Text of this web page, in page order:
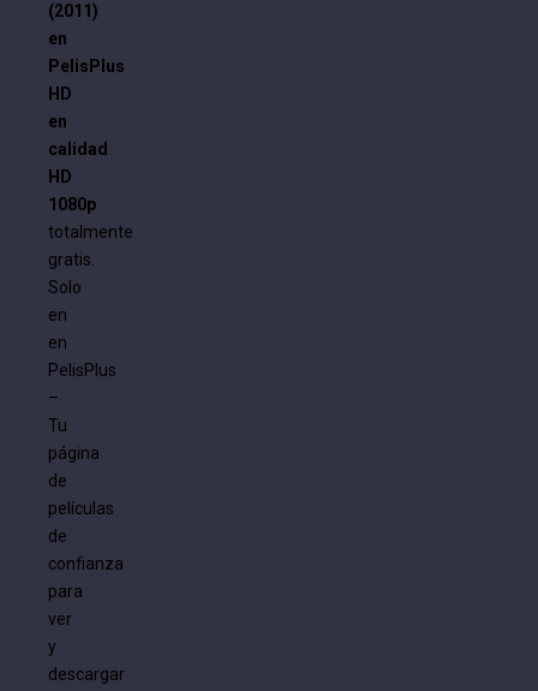
(2011)
en
PelisPlus
HD
en
calidad
HD
1080p
totalmente
gratis.
Solo
en
en
PelisPlus
–
Tu
página
de
películas
de
confianza
para
ver
y
descargar